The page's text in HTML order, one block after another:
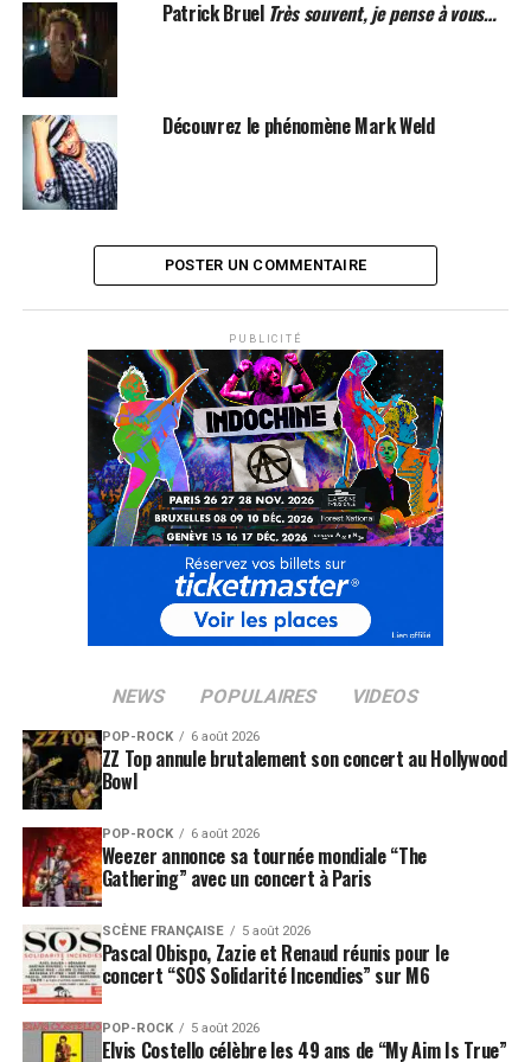
Label : Universal
Date de sortie : 06 octobre 2017
SUJETS ASSOCIÉS:
Patrick Bruel Très souvent, je pense à vous…
Découvrez le phénomène Mark Weld
POSTER UN COMMENTAIRE
PUBLICITÉ
NEWS POPULAIRES VIDEOS
POP-ROCK 6 août 2026
ZZ Top annule brutalement son concert au Hollywood
Bowl
POP-ROCK 6 août 2026
Weezer annonce sa tournée mondiale “The
Gathering” avec un concert à Paris
SCÈNE FRANÇAISE 5 août 2026
Pascal Obispo, Zazie et Renaud réunis pour le
concert “SOS Solidarité Incendies” sur M6
POP-ROCK 5 août 2026
Elvis Costello célèbre les 49 ans de “My Aim Is True”